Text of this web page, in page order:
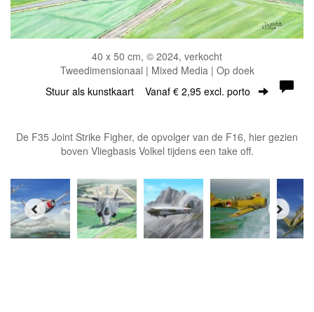
40 x 50 cm, © 2024, verkocht
Tweedimensionaal | Mixed Media | Op doek
Stuur als kunstkaart Vanaf € 2,95 excl. porto
De F35 Joint Strike Figher, de opvolger van de F16, hier gezien
boven Vliegbasis Volkel tijdens een take off.